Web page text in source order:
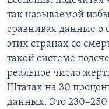
так называемой
сравнивая данные о
этих странах со
такой системе
реальное число
Штатах на 30
данных. Это